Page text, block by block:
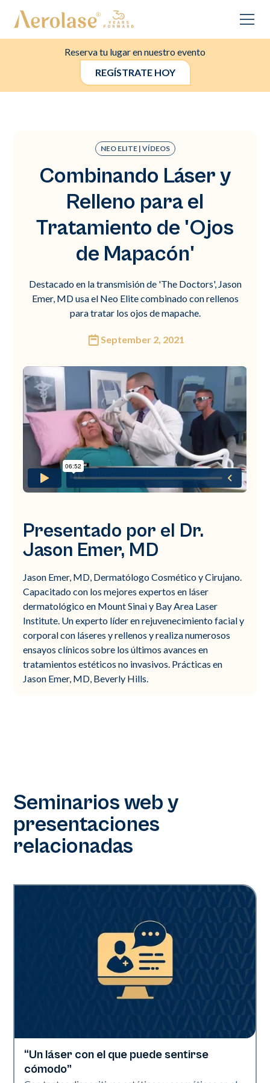
Reserva tu lugar en nuestro evento
REGÍSTRATE HOY
NEO ELITE | VÍDEOS
Combinando Láser y
Relleno para el
Tratamiento de 'Ojos
de Mapacón'
Destacado en la transmisión de 'The Doctors', Jason
Emer, MD usa el Neo Elite combinado con rellenos
para tratar los ojos de mapache.
September 2, 2021
Presentado por el Dr.
Jason Emer, MD
Jason Emer, MD, Dermatólogo Cosmético y Cirujano.
Capacitado con los mejores expertos en láser
dermatológico en Mount Sinai y Bay Area Laser
Institute. Un experto líder en rejuvenecimiento facial y
corporal con láseres y rellenos y realiza numerosos
ensayos clínicos sobre los últimos avances en
tratamientos estéticos no invasivos. Prácticas en
Jason Emer, MD, Beverly Hills.
Seminarios web y
presentaciones
relacionadas
Neo Elite | Vídeos
“Un láser con el que puede sentirse
cómodo”